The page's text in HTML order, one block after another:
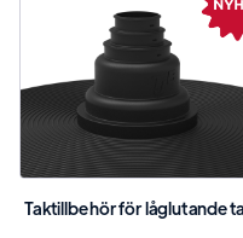
Taktillbehör för låglutande